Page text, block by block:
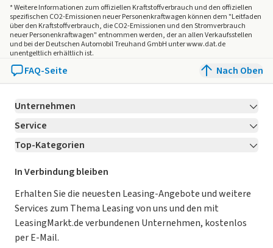
* Weitere Informationen zum offiziellen Kraftstoffverbrauch und den offiziellen
spezifischen CO2-Emissionen neuer Personenkraftwagen können dem "Leitfaden
über den Kraftstoffverbrauch, die CO2-Emissionen und den Stromverbrauch
neuer Personenkraftwagen" entnommen werden, der an allen Verkaufsstellen
und bei der Deutschen Automobil Treuhand GmbH unter www.dat.de
unentgeltlich erhältlich ist.
FAQ-Seite Nach Oben
Unternehmen
Über LeasingMarkt.de
Karriere Jetzt bewerben!
Für Händler
Kooperation mit AutoScout24
AGB
Datenschutz
Service
Kontakt
Ratgeber
Magazin
Datenschutz-Einstellungen
So funktioniert’s
Top-Kategorien
Leasing Deals
Gebrauchtwagen Leasing
Leasing ohne Anzahlung
E-Auto Leasing
In Verbindung bleiben
Erhalten Sie die neuesten Leasing-Angebote und weitere
Services zum Thema Leasing von uns und den mit
LeasingMarkt.de verbundenen Unternehmen, kostenlos
per E-Mail.